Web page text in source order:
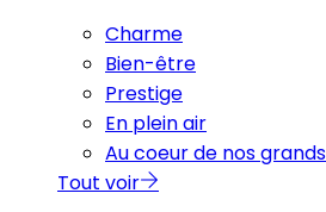
Charme
Bien-être
Prestige
En plein air
Au coeur de nos
Tout voir